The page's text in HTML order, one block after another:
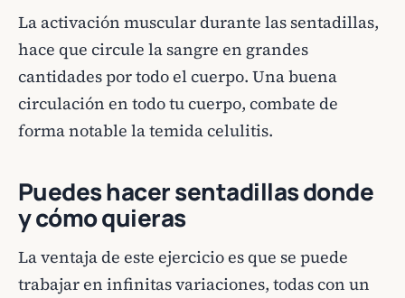
La activación muscular durante las sentadillas,
hace que circule la sangre en grandes
cantidades por todo el cuerpo. Una buena
circulación en todo tu cuerpo, combate de
forma notable la temida celulitis.
Puedes hacer sentadillas donde
y cómo quieras
La ventaja de este ejercicio es que se puede
trabajar en infinitas variaciones, todas con un